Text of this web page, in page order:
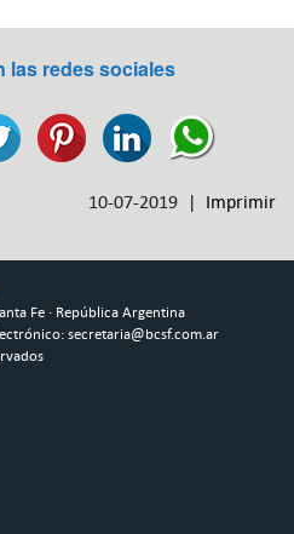
las redes sociales
10-07-2019 | Imprimir
Fe · República Argentina
secretaria@bcsf.com.ar